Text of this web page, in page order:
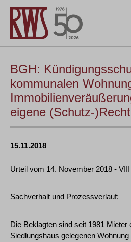
BGH:
kommunalen
eigene (Schutz-
15.11.2018
Urteil vom 14. November 2018 -
Sachverhalt und Prozessverlauf:
Die Beklagten sind seit 1981 Mieter
Siedlungshaus gelegenen